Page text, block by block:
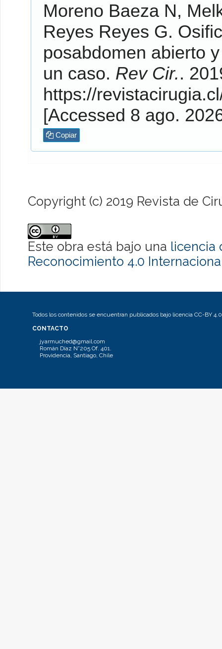
Moreno BaezaN,
Reyes Reyes G. Osificación heterotópica mesentérica precoz
posabdomen abierto
un caso. Rev Cir..
https://
[Accessed 8 ago.
Copiar
Copyright (c) 2019 Revista de
Este obra está bajo una licencia
Reconocimiento 4.0
Todos los contenidos se encuentran publicados bajo licencia CC-BY 4.0
CONTACTO
jyarmuched@gmail.com
Román Díaz N°205 Of. 401.
Providencia, Santiago, Chile